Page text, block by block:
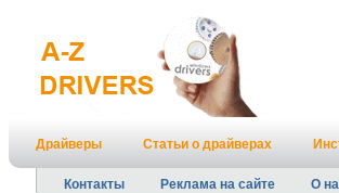
Драйверы Статьи о драйверах
Контакты Реклама на сайте О